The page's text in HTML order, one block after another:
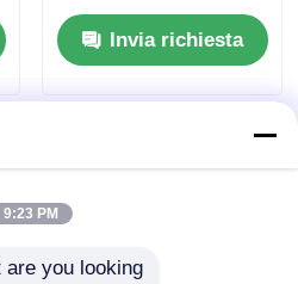
- Servizio di
estrusione e taglio
6063 - Quadrato
bianco-argento T3-T8
Invia richiesta
9:23 PM
are you looking